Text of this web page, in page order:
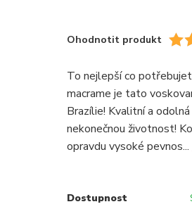
Ohodnotit produkt
To nejlepší co
macrame je tato
Brazílie! Kvalitní a
nekonečnou životnost!
opravdu vysoké pevnos...
Dostupnost